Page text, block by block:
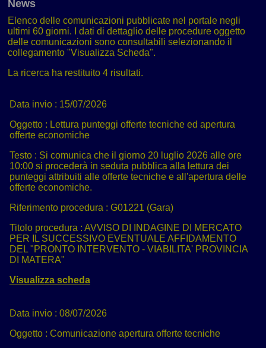
News
Elenco delle comunicazioni pubblicate nel portale negli
ultimi 60 giorni. I dati di dettaglio delle procedure oggetto
delle comunicazioni sono consultabili selezionando il
collegamento "Visualizza Scheda".
La ricerca ha restituito 4 risultati.
Data invio : 15/07/2026
Oggetto : Lettura punteggi offerte tecniche ed apertura
offerte economiche
Testo : Si comunica che il giorno 20 luglio 2026 alle ore
10:00 si procederà in seduta pubblica alla lettura dei
punteggi attribuiti alle offerte tecniche e all'apertura delle
offerte economiche.
Riferimento procedura : G01221 (Gara)
Titolo procedura : AVVISO DI INDAGINE DI MERCATO
PER IL SUCCESSIVO EVENTUALE AFFIDAMENTO
DEL "PRONTO INTERVENTO - VIABILITA' PROVINCIA
DI MATERA"
Visualizza scheda
Data invio : 08/07/2026
Oggetto : Comunicazione apertura offerte tecniche